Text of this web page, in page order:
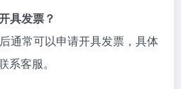
具发票？
通常可以申请开具发票，具体
客服。